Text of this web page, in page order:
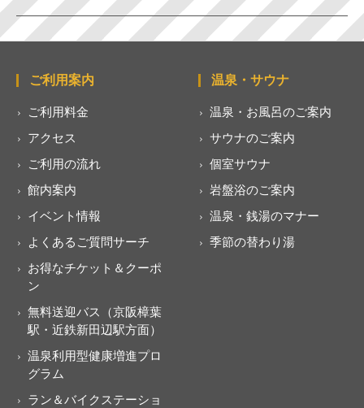
ご利用案内
ご利用料金
アクセス
ご利用の流れ
館内案内
イベント情報
よくあるご質問サーチ
お得なチケット＆クーポ
ン
無料送迎バス（京阪樟葉
駅・近鉄新田辺駅方面）
温泉利用型健康増進プロ
グラム
ラン＆バイクステーショ
温泉・サウナ
温泉・お風呂のご案内
サウナのご案内
個室サウナ
岩盤浴のご案内
温泉・銭湯のマナー
季節の替わり湯